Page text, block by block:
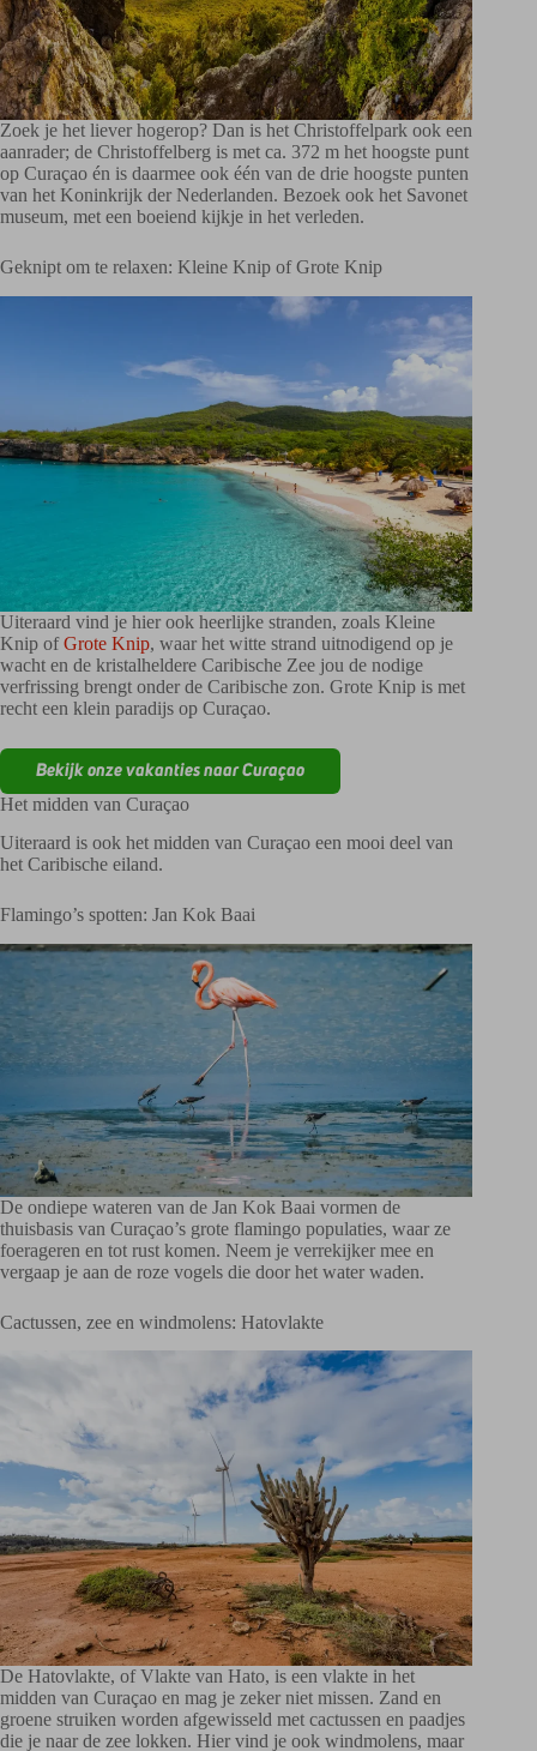
Zoek je het liever hogerop? Dan is het Christoffelpark ook een
aanrader; de Christoffelberg is met ca. 372 m het hoogste punt
op Curaçao én is daarmee ook één van de drie hoogste punten
van het Koninkrijk der Nederlanden. Bezoek ook het Savonet
museum, met een boeiend kijkje in het verleden.
Geknipt om te relaxen: Kleine Knip of Grote Knip
Uiteraard vind je hier ook heerlijke stranden, zoals Kleine
Knip ofGrote Knip, waar het witte strand uitnodigend op je
wacht en de kristalheldere Caribische Zee jou de nodige
verfrissing brengt onder de Caribische zon. Grote Knip is met
recht een klein paradijs op Curaçao.
Bekijk onze vakanties naar Curaçao
Het midden van Curaçao
Uiteraard is ook het midden van Curaçao een mooi deel van
het Caribische eiland.
Flamingo’s spotten: Jan Kok Baai
De ondiepe wateren van de Jan Kok Baai vormen de
thuisbasis van Curaçao’s grote flamingo populaties, waar ze
foerageren en tot rust komen. Neem je verrekijker mee en
vergaap je aan de roze vogels die door het water waden.
Cactussen, zee en windmolens: Hatovlakte
De Hatovlakte, of Vlakte van Hato, is een vlakte in het
midden van Curaçao en mag je zeker niet missen. Zand en
groene struiken worden afgewisseld met cactussen en paadjes
die je naar de zee lokken. Hier vind je ook windmolens, maar